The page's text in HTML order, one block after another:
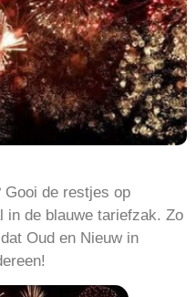
Gooi de restjes op
in de blauwe tariefzak. Zo
Oud en Nieuw in